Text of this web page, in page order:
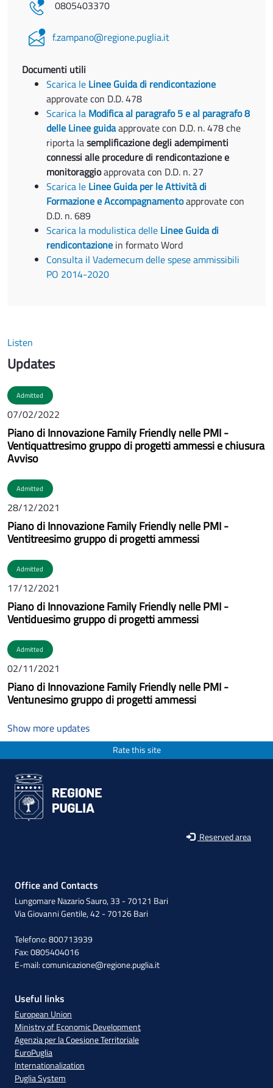
0805403370
f.zampano@regione.puglia.it
Documenti utili
Scarica le Linee Guida di rendicontazione
approvate con D.D. 478
Scarica la Modifica al paragrafo 5 e al paragrafo 8
delle Linee guidaapprovate con D.D. n. 478 che
riporta lasemplificazione degli adempimenti
connessi alle procedure di rendicontazione e
monitoraggioapprovata con D.D. n. 27
Scarica le Linee Guida per le Attività di
Formazione e Accompagnamentoapprovate con
D.D. n. 689
Scarica la modulistica delle Linee Guida di
rendicontazione in formato Word
Consulta il Vademecum delle spese ammissibili
PO 2014-2020
Listen
Updates
Admitted
07/02/2022
Piano di Innovazione Family Friendly nelle PMI -
Ventiquattresimo gruppo di progetti ammessi e chiusura
Avviso
Admitted
28/12/2021
Piano di Innovazione Family Friendly nelle PMI -
Ventitreesimo gruppo di progetti ammessi
Admitted
17/12/2021
Piano di Innovazione Family Friendly nelle PMI -
Ventiduesimo gruppo di progetti ammessi
Admitted
02/11/2021
Piano di Innovazione Family Friendly nelle PMI -
Ventunesimo gruppo di progetti ammessi
Show more updates
Rate this site
Reserved area
Office and Contacts
Lungomare Nazario Sauro, 33 - 70121 Bari
Via Giovanni Gentile, 42 - 70126 Bari
Telefono: 800713939
Fax: 0805404016
E-mail:comunicazione@regione.puglia.it
Useful links
European Union
Ministry of Economic Development
Agenzia per la Coesione Territoriale
EuroPuglia
Internationalization
Puglia System